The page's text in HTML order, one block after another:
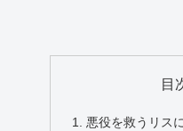
目
悪役を救うリス